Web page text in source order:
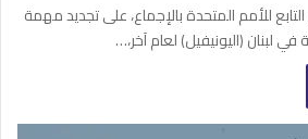
للأمم المتحدة بالإجماع، على تجديد مهمة
لبنان (اليونيفيل) لعام آخر،…